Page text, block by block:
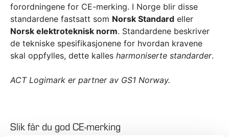
forordningene for CE-merking. I Norge blir disse
standardene fastsatt som Norsk Standard eller
Norsk elektroteknisk norm. Standardene beskriver
de tekniske spesifikasjonene for hvordan kravene
skal oppfylles, dette kalles harmoniserte standarder.
ACT Logimark er partner av GS1 Norway.
Slik får du god CE-merking